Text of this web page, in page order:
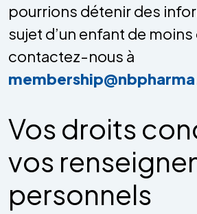
pourrions détenir des
sujet d’un enfant de moins
contactez-nous à
Vos droits
vos
personnels